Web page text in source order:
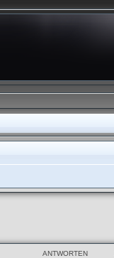
ANTWORTEN